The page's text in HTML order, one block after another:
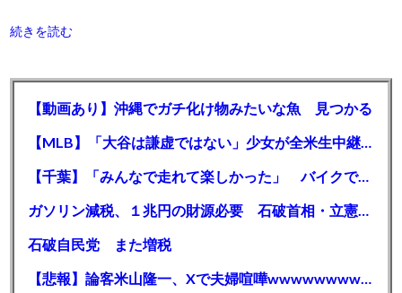
続きを読む
【動画あり】沖縄でガチ化け物みたいな魚 見つかる
【MLB】「大谷は謙虚ではない」少女が全米生中継で突然の大谷翔平批判 サイン無視された過去明かす
【千葉】「みんなで走れて楽しかった」 バイクでバースデー集団暴走 男女５７人を書類送検 SNSで参加者募る
ガソリン減税、１兆円の財源必要 石破首相・立憲野田氏「財源は死に物狂いで確保しなければならない」「本当に死に物狂いで」
石破自民党 また増税
【悲報】論客米山隆一、Xで夫婦喧嘩wwwwwwwwwwww